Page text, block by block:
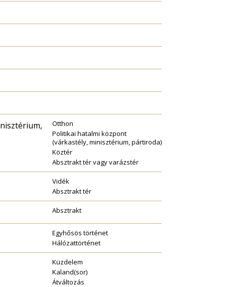
Otthon
Politikai hatalmi központ
(várkastély, minisztérium, pártiroda)
Köztér
Absztrakt tér vagy varázstér
Vidék
Absztrakt tér
Absztrakt
Egyhősös történet
Hálózattörténet
Küzdelem
Kaland(sor)
Átváltozás